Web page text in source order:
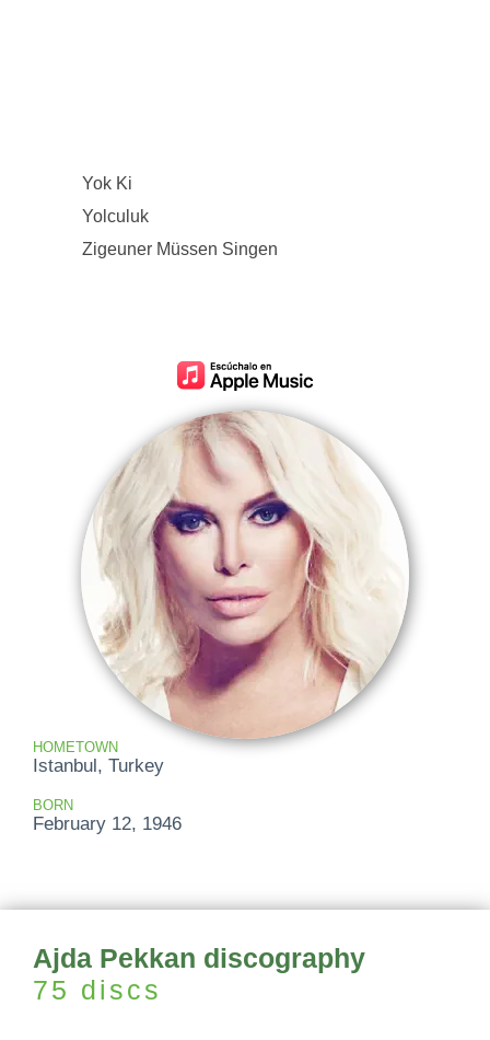
Yok Ki
Yolculuk
Zigeuner Müssen Singen
HOMETOWN
Istanbul, Turkey
BORN
February 12, 1946
Ajda Pekkan discography
75 discs